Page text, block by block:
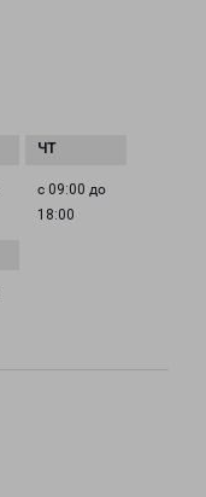
с 09:00 до
18:00